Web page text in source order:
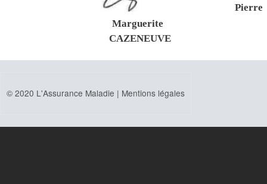
Marguerite
CAZENEUVE
© 2020 L'Assurance Maladie | Mentions légales